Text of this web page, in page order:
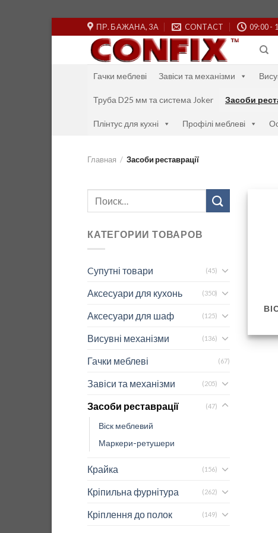
to
ПР. БАЖАНА, 3А CONTACT 09:00 -
Гачки меблеві Завіси та механізми
Труба D25 мм та система Joker Засоби
Плінтус для кухні Профілі меблеві
Главная / Засоби реставрації
Искать:
КАТЕГОРИИ ТОВАРОВ
Cупутні товари (45)
Аксесуари для кухонь (350)
Аксесуари для шаф (125)
Висувні механізми (136)
Гачки меблеві (67)
Завіси та механізми (205)
Засоби реставрації (47)
Віск меблевий
Маркери-ретушери
Крайка (156)
Кріпильна фурнітура (262)
Кріплення до полок (149)